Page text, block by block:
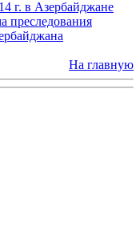
г. в Азербайджане
преследования
На главную